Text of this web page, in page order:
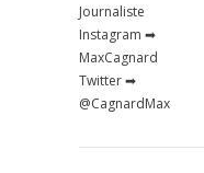
Journaliste
Instagram ➡
MaxCagnard
Twitter ➡
@CagnardMax